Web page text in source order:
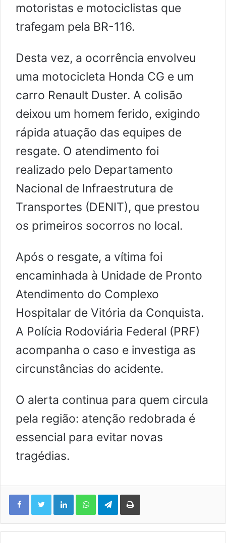
motoristas e motociclistas que
trafegam pela BR-116.
Desta vez, a ocorrência envolveu
uma motocicleta Honda CG e um
carro Renault Duster. A colisão
deixou um homem ferido, exigindo
rápida atuação das equipes de
resgate. O atendimento foi
realizado pelo Departamento
Nacional de Infraestrutura de
Transportes (DENIT), que prestou
os primeiros socorros no local.
Após o resgate, a vítima foi
encaminhada à Unidade de Pronto
Atendimento do Complexo
Hospitalar de Vitória da Conquista.
A Polícia Rodoviária Federal (PRF)
acompanha o caso e investiga as
circunstâncias do acidente.
O alerta continua para quem circula
pela região: atenção redobrada é
essencial para evitar novas
tragédias.
FacebookTwitterLinkedinWhatsAppTelegramImprimir